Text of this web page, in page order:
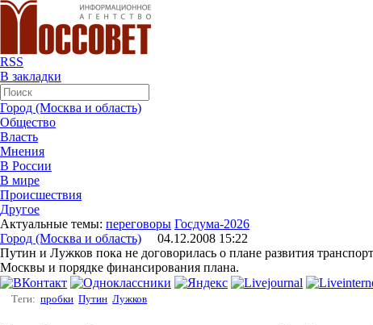
RSS
В закладки
Город (Москва и область)
Общество
Власть
Мнения
В России
В мире
Происшествия
Другое
Актуальные темы: переговоры Госдума-2026
Город (Москва и область) 04.12.2008 15:22
Путин и Лужков пока не договорилась о плане развития
Москвы и порядке финансирования плана.
Теги: пробки Путин Лужков